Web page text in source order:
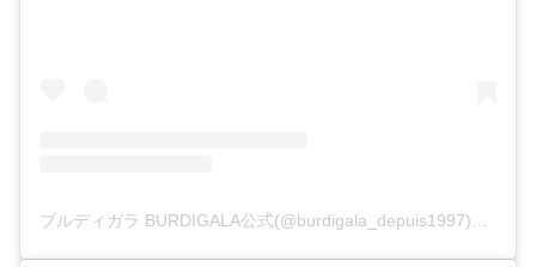
ブルディガラ BURDIGALA公式(@burdigala_depuis1997)がシェアした投稿